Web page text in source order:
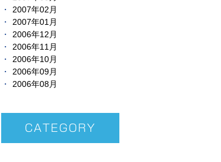
2007年02月
2007年01月
2006年12月
2006年11月
2006年10月
2006年09月
2006年08月
CATEGORY